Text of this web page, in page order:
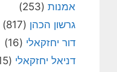
אמנות (253)
גרשון הכהן (817)
דור יחזקאלי (16)
דניאל יחזקאלי (15)